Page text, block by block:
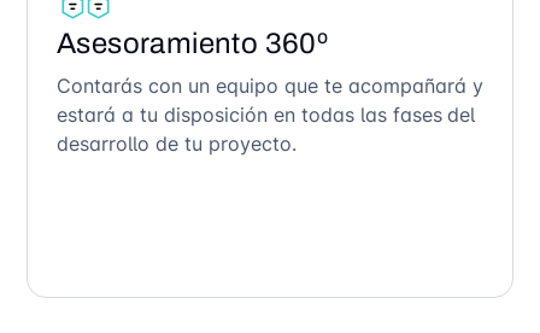
Asesoramiento 360º
Contarás con un equipo que te acompañará y
estará a tu disposición en todas las fases del
desarrollo de tu proyecto.